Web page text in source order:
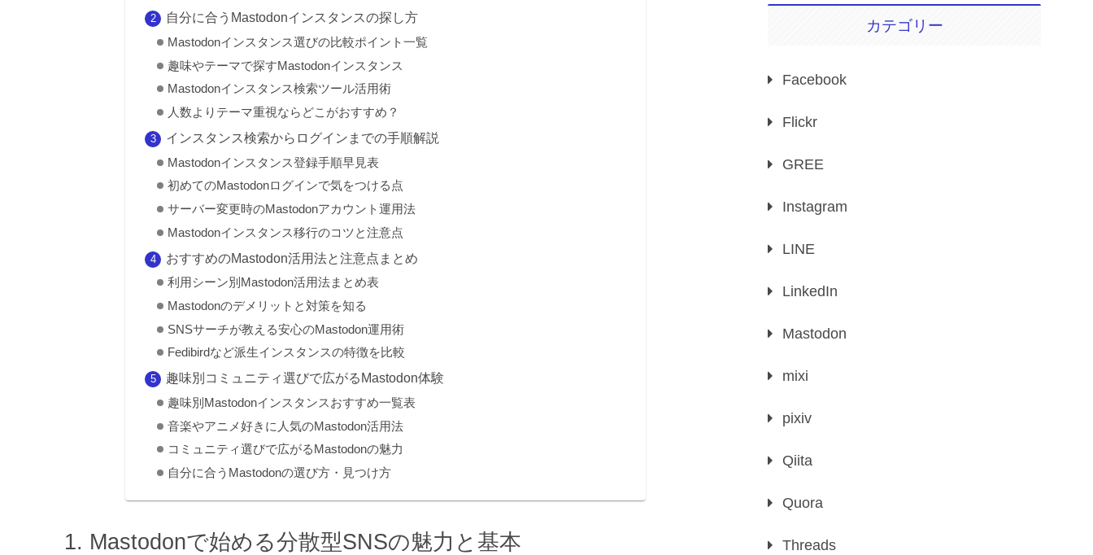
自分に合うMastodonインスタンスの探し方
Mastodonインスタンス選びの比較ポイント一覧
趣味やテーマで探すMastodonインスタンス
Mastodonインスタンス検索ツール活用術
人数よりテーマ重視ならどこがおすすめ？
インスタンス検索からログインまでの手順解説
Mastodonインスタンス登録手順早見表
初めてのMastodonログインで気をつける点
サーバー変更時のMastodonアカウント運用法
Mastodonインスタンス移行のコツと注意点
おすすめのMastodon活用法と注意点まとめ
利用シーン別Mastodon活用法まとめ表
Mastodonのデメリットと対策を知る
SNSサーチが教える安心のMastodon運用術
Fedibirdなど派生インスタンスの特徴を比較
趣味別コミュニティ選びで広がるMastodon体験
趣味別Mastodonインスタンスおすすめ一覧表
音楽やアニメ好きに人気のMastodon活用法
コミュニティ選びで広がるMastodonの魅力
自分に合うMastodonの選び方・見つけ方
Mastodonで始める分散型SNSの魅力と基本
カテゴリー
Facebook
Flickr
GREE
Instagram
LINE
LinkedIn
Mastodon
mixi
pixiv
Qiita
Quora
Threads